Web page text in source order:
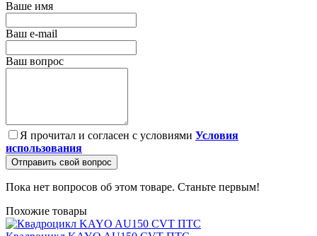
Ваше имя
Ваш e-mail
Ваш вопрос
Я прочитал и согласен с условиями Условия
использования
Отправить свой вопрос
Пока нет вопросов об этом товаре. Станьте первым!
Похожие товары